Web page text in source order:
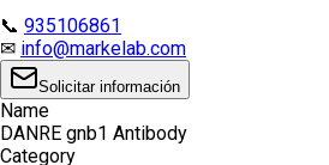
📞 935106861
✉ info@markelab.com
Solicitar información
Name
DANRE gnb1 Antibody
Category